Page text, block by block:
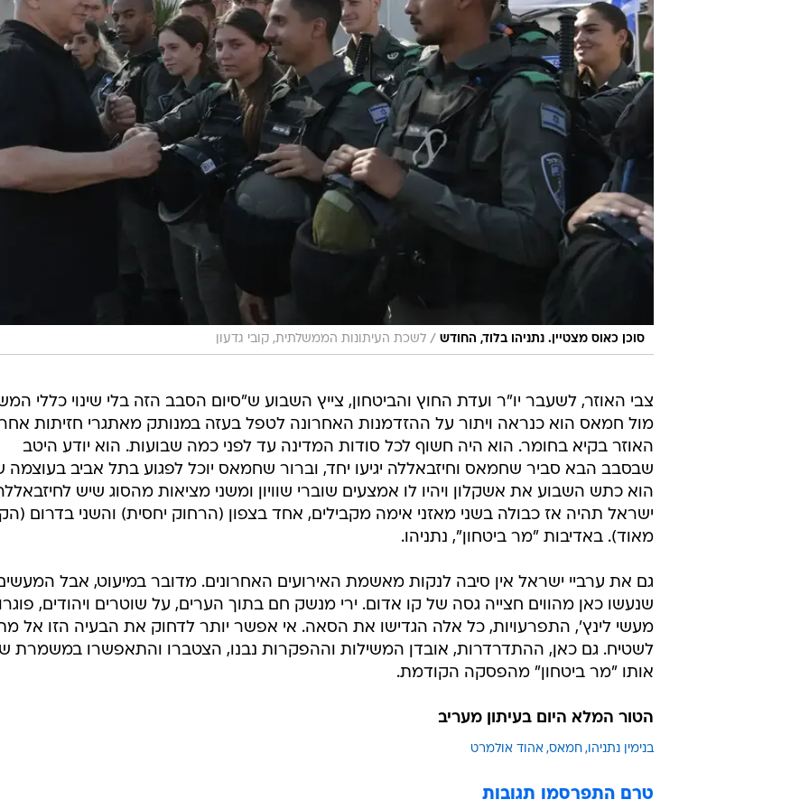
סוכן כאוס מצטיין. נתניהו בלוד, החודש / לשכת העיתונות הממשלתית, קובי גדעון
צבי האוזר, לשעבר יו"ר ועדת החוץ והביטחון, צייץ השבוע ש"סיום הסבב הזה בלי שינוי כללי
מול חמאס הוא כנראה ויתור על ההזדמנות האחרונה לטפל בעזה במנותק מאתגרי חזיתות
האוזר בקיא בחומר. הוא היה חשוף לכל סודות המדינה עד לפני כמה שבועות. הוא יודע היטב
שבסבב הבא סביר שחמאס וחיזבאללה יגיעו יחד, וברור שחמאס יוכל לפגוע בתל אביב
הוא כתש השבוע את אשקלון ויהיו לו אמצעים שוברי שוויון ומשני מציאות מהסוג שיש
ישראל תהיה אז כבולה בשני מאזני אימה מקבילים, אחד בצפון (הרחוק יחסית) והשני בדרום
מאוד). באדיבות "מר ביטחון", נתניהו.
גם את ערביי ישראל אין סיבה לנקות מאשמת האירועים האחרונים. מדובר במיעוט, אבל
שנעשו כאן מהווים חצייה גסה של קו אדום. ירי מנשק חם בתוך הערים, על שוטרים ויהודים,
מעשי לינץ', התפרעויות, כל אלה הגדישו את הסאה. אי אפשר יותר לדחוק את הבעיה הזו אל
לשטיח. גם כאן, ההתדרדרות, אובדן המשילות וההפקרות נבנו, הצטברו והתאפשרו במשמרת
אותו "מר ביטחון" מהפסקה הקודמת.
הטור המלא היום בעיתון מעריב
בנימין נתניהו חמאס אהוד אולמרט
טרם התפרסמו תגובות